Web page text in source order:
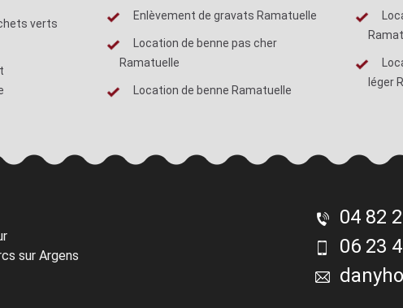
verts
Enlèvement de gravats Ramatuelle
Location de benne pas cher
Ramatuelle
Location de benne Ramatuelle
léger
sur Argens
04 82
06 23